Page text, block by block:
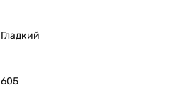
Гладкий
605